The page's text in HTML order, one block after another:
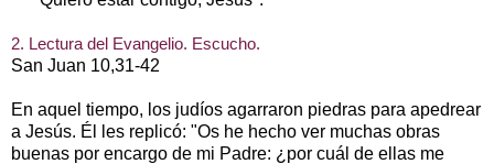
2. Lectura del Evangelio. Escucho.
San Juan 10,31-42
En aquel tiempo, los judíos agarraron piedras para apedrear
a Jesús. Él les replicó: "Os he hecho ver muchas obras
buenas por encargo de mi Padre: ¿por cuál de ellas me